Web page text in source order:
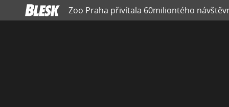
Zoo Praha přivítala 60miliontého